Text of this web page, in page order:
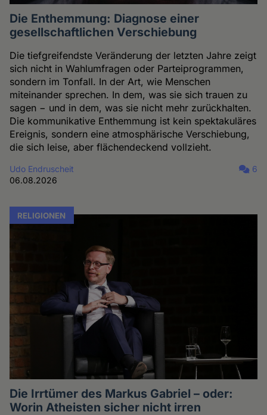
Die Enthemmung: Diagnose einer
gesellschaftlichen Verschiebung
Die tiefgreifendste Veränderung der letzten Jahre zeigt
sich nicht in Wahlumfragen oder Parteiprogrammen,
sondern im Tonfall. In der Art, wie Menschen
miteinander sprechen. In dem, was sie sich trauen zu
sagen − und in dem, was sie nicht mehr zurückhalten.
Die kommunikative Enthemmung ist kein spektakuläres
Ereignis, sondern eine atmosphärische Verschiebung,
die sich leise, aber flächendeckend vollzieht.
Udo Endruscheit
06.08.2026
6
RELIGIONEN
Die Irrtümer des Markus Gabriel – oder:
Worin Atheisten sicher nicht irren